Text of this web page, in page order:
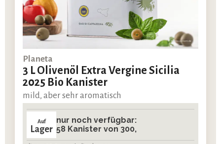
Planeta
3 L Olivenöl Extra Vergine Sicilia
2025 Bio Kanister
mild, aber sehr aromatisch
Auf
Lager
nur noch verfügbar:
58 Kanister von 300,